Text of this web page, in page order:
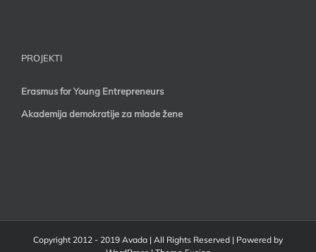
PROJEKTI
Erasmus for Young Entrepreneurs
Akademija demokratije za mlade žene
Copyright 2012 - 2019 Avada | All Rights Reserved | Powered by